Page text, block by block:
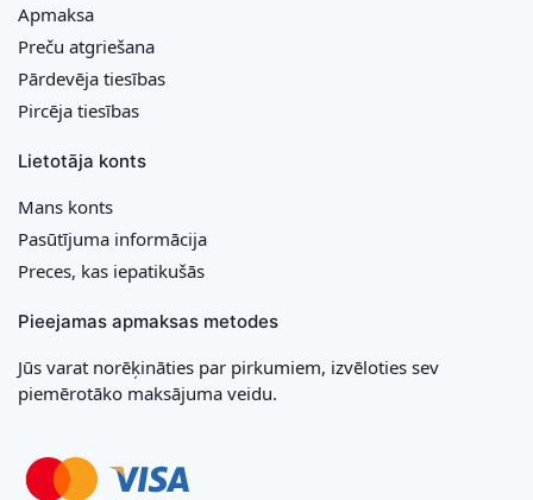
Apmaksa
Preču atgriešana
Pārdevēja tiesības
Pircēja tiesības
Lietotāja konts
Mans konts
Pasūtījuma informācija
Preces, kas iepatikušās
Pieejamas apmaksas metodes
Jūs varat norēķināties par pirkumiem, izvēloties sev
piemērotāko maksājuma veidu.